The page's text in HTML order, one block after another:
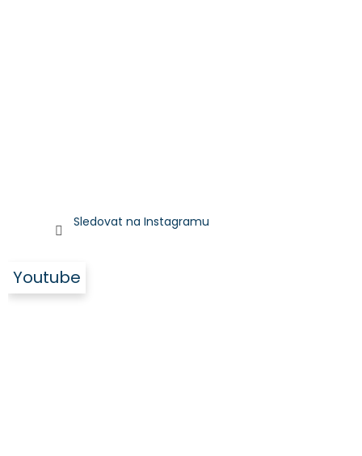
Sledovat na Instagramu
Youtube